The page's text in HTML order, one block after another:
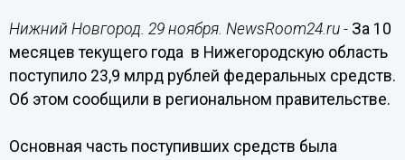
Нижний Новгород. 29 ноября. NewsRoom24.ru - За 10
месяцев текущего года в Нижегородскую область
поступило 23,9 млрд рублей федеральных средств.
Об этом сообщили в региональном правительстве.
Основная часть поступивших средств была